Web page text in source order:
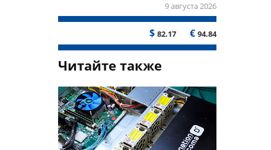
9 августа 2026
$ 82.17 € 94.84
Читайте также